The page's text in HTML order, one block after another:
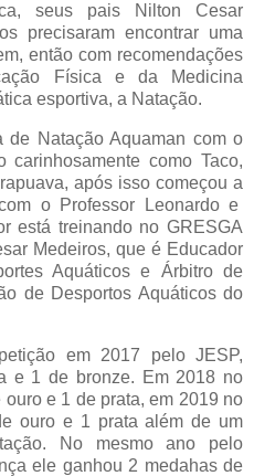
seus pais Nilton Cesar
precisaram encontrar uma
então com recomendações
Física e da Medicina
esportiva, a Natação.
Natação Aquaman com o
carinhosamente como Taco,
após isso começou a
o Professor Leonardo e
está treinando no GRESGA
Medeiros, que é Educador
Aquáticos e Árbitro de
de Desportos Aquáticos do
em 2017 pelo JESP,
e 1 de bronze. Em 2018 no
e 1 de prata, em 2019 no
ouro e 1 prata além de um
No mesmo ano pelo
ele ganhou 2 medahas de